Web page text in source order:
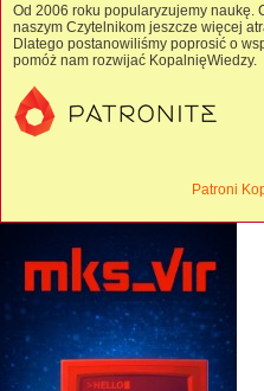
Od 2006 roku popularyzujemy naukę.
naszym Czytelnikom jeszcze więcej
Dlatego postanowiliśmy poprosić o
pomóż nam rozwijać KopalnięWiedzy.
Patroni